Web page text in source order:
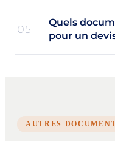
05
Quels
pour un
AUTRES